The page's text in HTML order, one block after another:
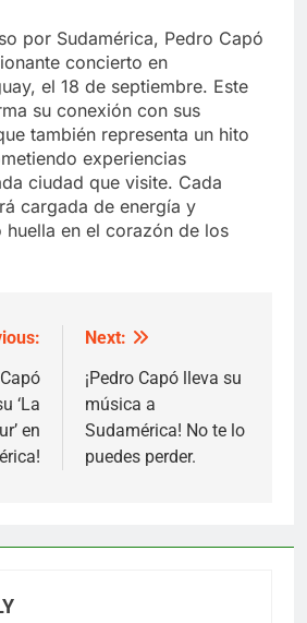
por Sudamérica, Pedro Capó
concierto en
el 18 de septiembre. Este
su conexión con sus
también representa un hito
experiencias
ciudad que visite. Cada
cargada de energía y
en el corazón de los
‘La
en
Next:
¡Pedro Capó lleva su
música a
Sudamérica! No te lo
puedes perder.